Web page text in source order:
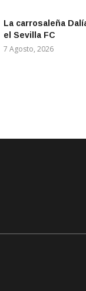
La carrosaleña
el Sevilla FC
7 Agosto, 2026